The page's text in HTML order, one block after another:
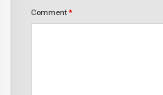
Comment *